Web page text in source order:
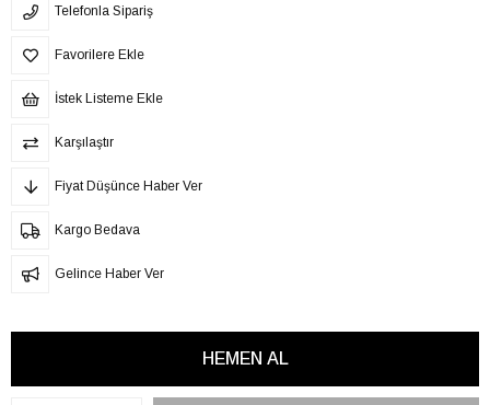
Telefonla Sipariş
Favorilere Ekle
İstek Listeme Ekle
Karşılaştır
Fiyat Düşünce Haber Ver
Kargo Bedava
Gelince Haber Ver